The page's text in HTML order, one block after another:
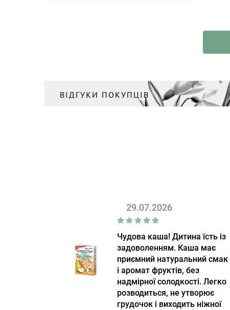
ВІДГУКИ ПОКУПЦІВ
29.07.2026
Чудова каша! Дитина їсть із
задоволенням. Каша має
приємний натуральний смак
і аромат фруктів, без
надмірної солодкості. Легко
розводиться, не утворює
грудочок і виходить ніжної